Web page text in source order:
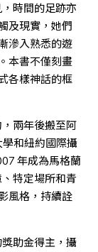
時間的足跡亦
及現實，她們
滲入熟悉的遊
本書不僅刻畫
各樣神話的框
兩年後搬至阿
和紐約國際攝
年成為馬格蘭
特定場所和青
風格，持續詮
助金得主，攝